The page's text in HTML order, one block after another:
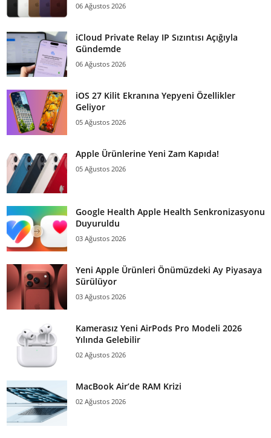
06 Ağustos 2026
iCloud Private Relay IP Sızıntısı Açığıyla
Gündemde
06 Ağustos 2026
iOS 27 Kilit Ekranına Yepyeni Özellikler
Geliyor
05 Ağustos 2026
Apple Ürünlerine Yeni Zam Kapıda!
05 Ağustos 2026
Google Health Apple Health Senkronizasyonu
Duyuruldu
03 Ağustos 2026
Yeni Apple Ürünleri Önümüzdeki Ay Piyasaya
Sürülüyor
03 Ağustos 2026
Kamerasız Yeni AirPods Pro Modeli 2026
Yılında Gelebilir
02 Ağustos 2026
MacBook Air’de RAM Krizi
02 Ağustos 2026